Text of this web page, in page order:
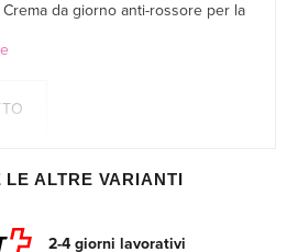
Crema da giorno anti-rossore per la
LE ALTRE VARIANTI
2-4 giorni lavorativi